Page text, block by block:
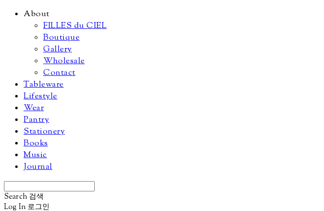
About
FILLES du CIEL
Boutique
Gallery
Wholesale
Contact
Tableware
Lifestyle
Wear
Pantry
Stationery
Books
Music
Journal
Search 검색
Log In 로그인